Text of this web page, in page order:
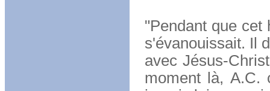
"Pendant que cet
s'évanouissait. Il
avec Jésus-
moment là, A.C.